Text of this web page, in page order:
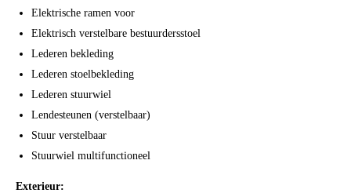
Elektrische ramen voor
Elektrisch verstelbare bestuurdersstoel
Lederen bekleding
Lederen stoelbekleding
Lederen stuurwiel
Lendesteunen (verstelbaar)
Stuur verstelbaar
Stuurwiel multifunctioneel
Exterieur: